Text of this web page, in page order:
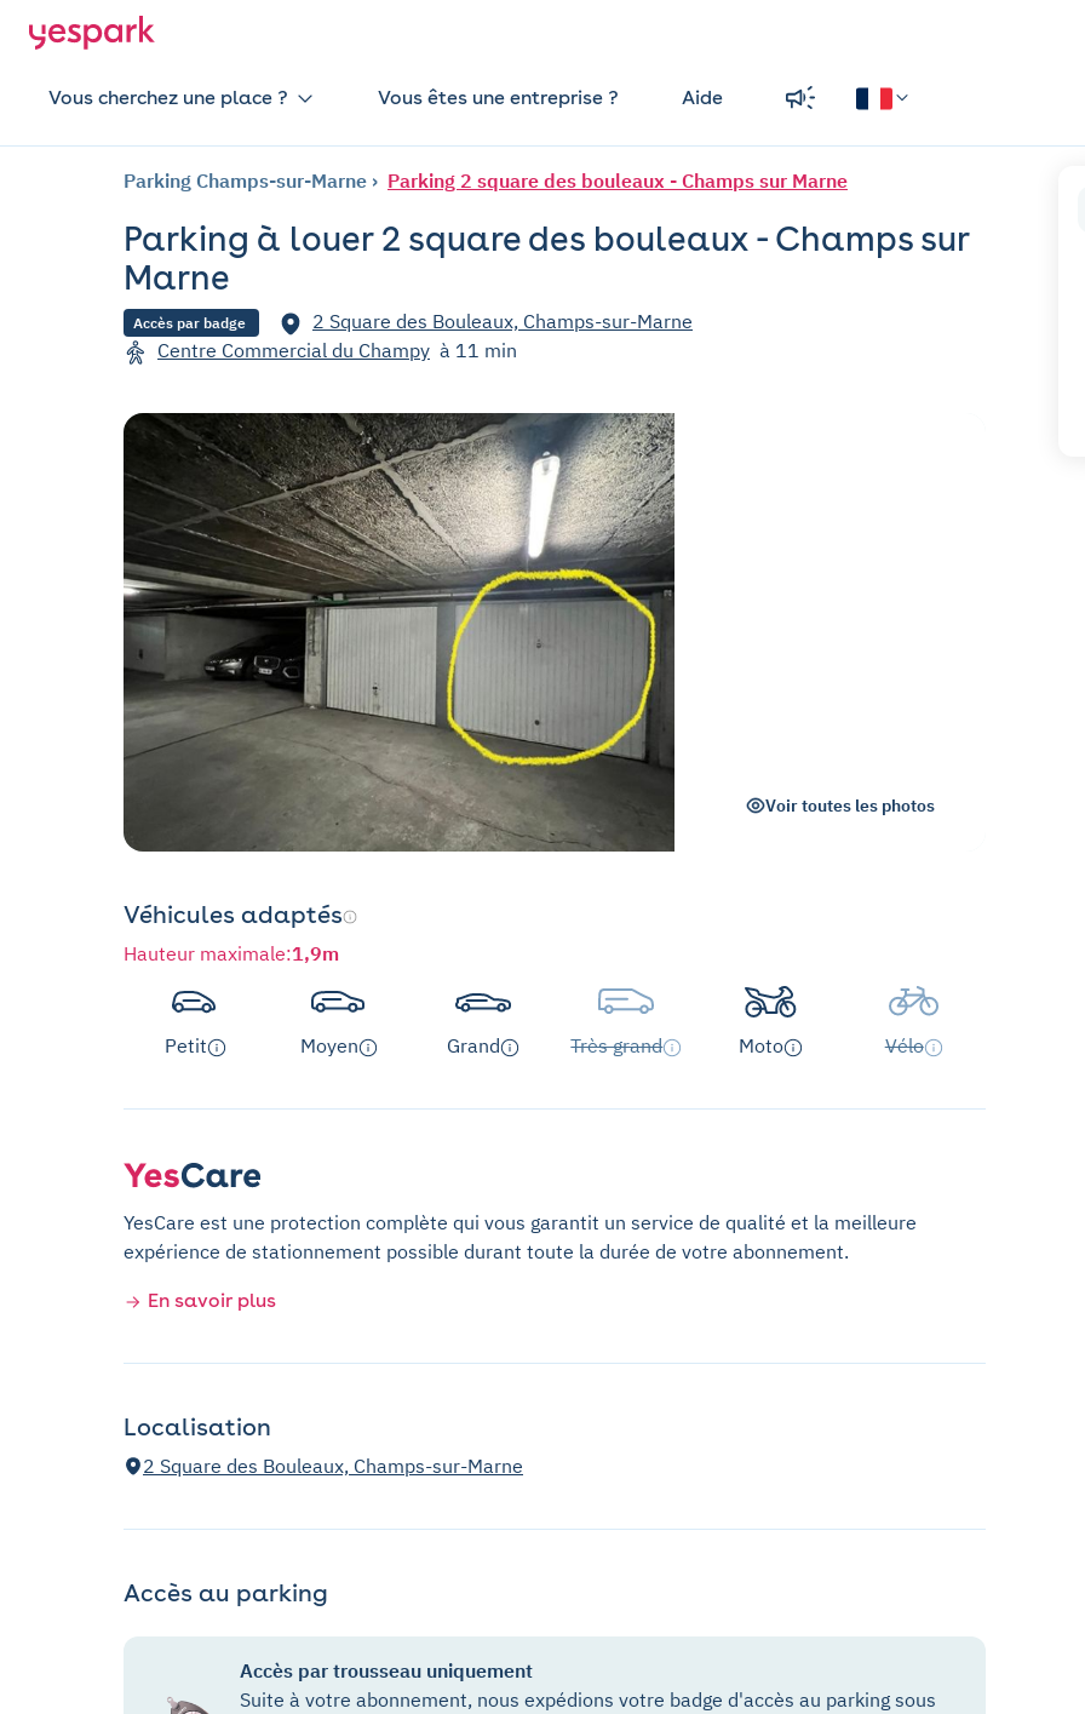
Vous cherchez une place ? Vous êtes une entreprise ? Aide
Parking Champs-sur-Marne Parking 2 square des bouleaux - Champs sur Marne
Parking à louer 2 square des bouleaux - Champs sur
Marne
Accès par badge
2 Square des Bouleaux, Champs-sur-Marne
Centre Commercial du Champy à 11 min
Voir toutes les photos
Véhicules adaptés
Hauteur maximale:1,9m
Petit Moyen Grand Très grand Moto Vélo
YesCare est une protection complète qui vous garantit un service de qualité et la meilleure
expérience de stationnement possible durant toute la durée de votre abonnement.
En savoir plus
Localisation
2 Square des Bouleaux, Champs-sur-Marne
Accès au parking
Accès par trousseau uniquement
Suite à votre abonnement, nous expédions votre badge d'accès au parking sous